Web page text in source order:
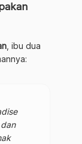
, ibu dua